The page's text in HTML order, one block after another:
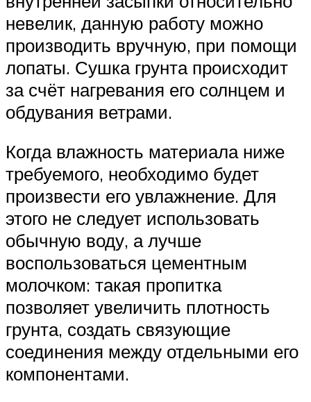
невелик, данную работу можно
производить вручную, при помощи
лопаты. Сушка грунта происходит
за счёт нагревания его солнцем и
обдувания ветрами.
Когда влажность материала ниже
требуемого, необходимо будет
произвести его увлажнение. Для
этого не следует использовать
обычную воду, а лучше
воспользоваться цементным
молочком: такая пропитка
позволяет увеличить плотность
грунта, создать связующие
соединения между отдельными его
компонентами.